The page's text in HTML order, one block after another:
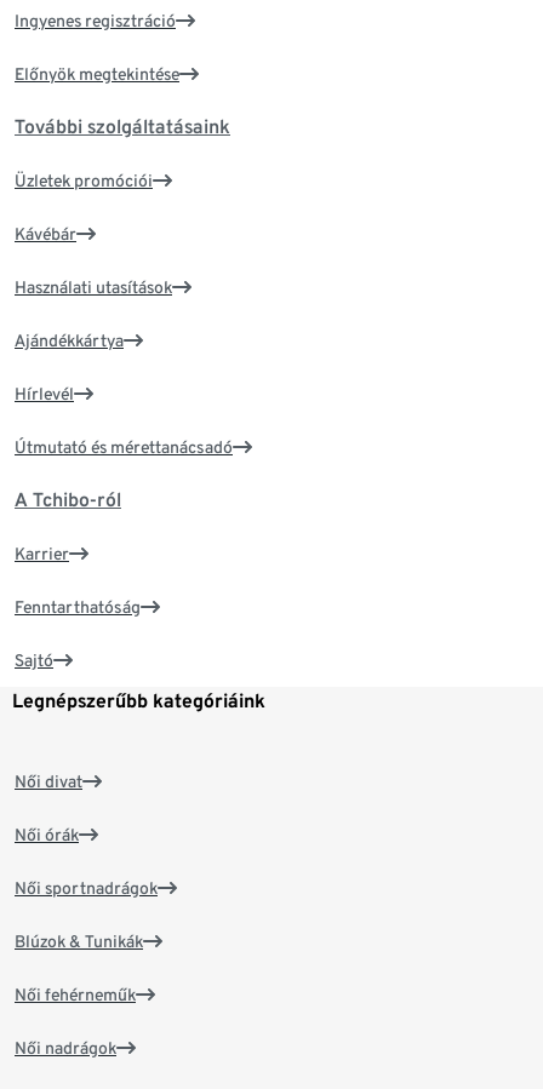
Ingyenes regisztráció
Előnyök megtekintése
További szolgáltatásaink
Üzletek promóciói
Kávébár
Használati utasítások
Ajándékkártya
Hírlevél
Útmutató és mérettanácsadó
A Tchibo-ról
Karrier
Fenntarthatóság
Sajtó
Legnépszerűbb kategóriáink
Női divat
Női órák
Női sportnadrágok
Blúzok & Tunikák
Női fehérneműk
Női nadrágok